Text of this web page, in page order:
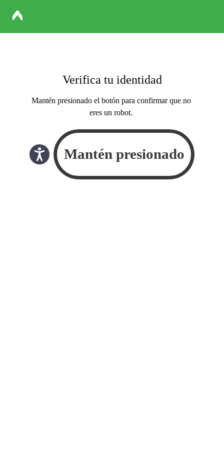
Verifica tu identidad
Mantén presionado el botón para confirmar que no
eres un robot.